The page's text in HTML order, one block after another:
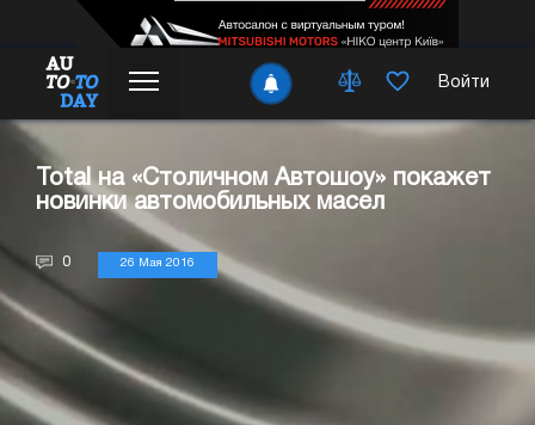
Войти
Total на «Столичном Автошоу» покажет
новинки автомобильных масел
0 26 Мая 2016